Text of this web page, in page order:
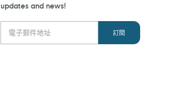
updates and news!